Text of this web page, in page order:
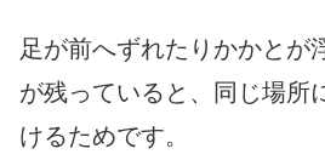
足が前へずれたりかかとが
が残っていると、同じ場所
けるためです。